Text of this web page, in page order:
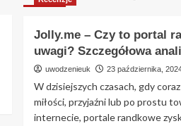
Jolly.me – Czy to portal
uwagi? Szczegółowa
uwodzenieuk 23 października,
W dzisiejszych czasach, gdy
miłości, przyjaźni lub po prostu
internecie, portale randkowe